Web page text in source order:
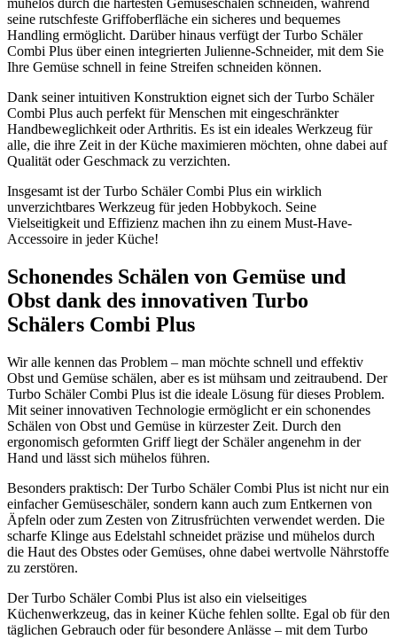
mühelos durch die härtesten Gemüseschalen schneiden, während
seine rutschfeste Griffoberfläche ein sicheres und bequemes
Handling ermöglicht. Darüber hinaus verfügt der Turbo Schäler
Combi Plus über einen integrierten Julienne-Schneider, mit dem Sie
Ihre Gemüse schnell in feine Streifen schneiden können.
Dank seiner intuitiven Konstruktion eignet sich der Turbo Schäler
Combi Plus auch perfekt für Menschen mit eingeschränkter
Handbeweglichkeit oder Arthritis. Es ist ein ideales Werkzeug für
alle, die ihre Zeit in der Küche maximieren möchten, ohne dabei auf
Qualität oder Geschmack zu verzichten.
Insgesamt ist der Turbo Schäler Combi Plus ein wirklich
unverzichtbares Werkzeug für jeden Hobbykoch. Seine
Vielseitigkeit und Effizienz machen ihn zu einem Must-Have-
Accessoire in jeder Küche!
Schonendes Schälen von Gemüse und
Obst dank des innovativen Turbo
Schälers Combi Plus
Wir alle kennen das Problem – man möchte schnell und effektiv
Obst und Gemüse schälen, aber es ist mühsam und zeitraubend. Der
Turbo Schäler Combi Plus ist die ideale Lösung für dieses Problem.
Mit seiner innovativen Technologie ermöglicht er ein schonendes
Schälen von Obst und Gemüse in kürzester Zeit. Durch den
ergonomisch geformten Griff liegt der Schäler angenehm in der
Hand und lässt sich mühelos führen.
Besonders praktisch: Der Turbo Schäler Combi Plus ist nicht nur ein
einfacher Gemüseschäler, sondern kann auch zum Entkernen von
Äpfeln oder zum Zesten von Zitrusfrüchten verwendet werden. Die
scharfe Klinge aus Edelstahl schneidet präzise und mühelos durch
die Haut des Obstes oder Gemüses, ohne dabei wertvolle Nährstoffe
zu zerstören.
Der Turbo Schäler Combi Plus ist also ein vielseitiges
Küchenwerkzeug, das in keiner Küche fehlen sollte. Egal ob für den
täglichen Gebrauch oder für besondere Anlässe – mit dem Turbo